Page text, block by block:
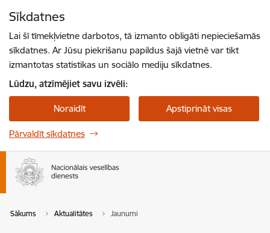
Sīkdatnes
Lai šī tīmekļvietne darbotos, tā izmanto obligāti nepieciešamās
sīkdatnes. Ar Jūsu piekrišanu papildus šajā vietnē var tikt
izmantotas statistikas un sociālo mediju sīkdatnes.
Lūdzu, atzīmējiet savu izvēli:
Noraidīt Apstiprināt visas
Pārvaldīt sīkdatnes
Sākums Aktualitātes Jaunumi